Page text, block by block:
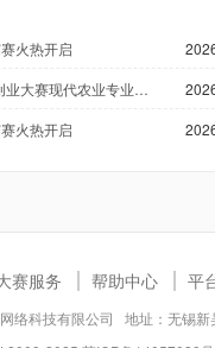
火热开启
第十五届中国创新创业大赛现代农业专业赛正式启动
火热开启
赛服务 帮助中心 平
络科技有限公司 地址：无锡新